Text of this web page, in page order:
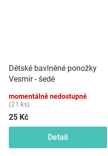
Dětské bavlněné ponožky
Vesmír - šedé
momentálně nedostupné
(21 ks)
25 Kč
Detail